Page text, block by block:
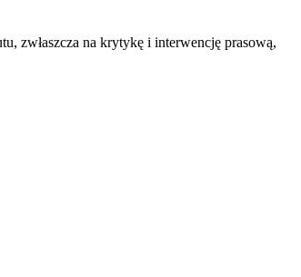
zwłaszcza na krytykę i interwencję prasową,